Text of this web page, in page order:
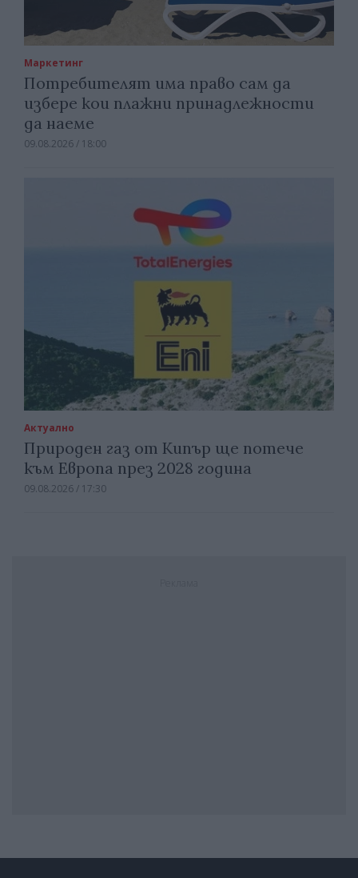
Маркетинг
Потребителят има право сам да
избере кои плажни принадлежности
да наеме
09.08.2026 / 18:00
Актуално
Природен газ от Кипър ще потече
към Европа през 2028 година
09.08.2026 / 17:30